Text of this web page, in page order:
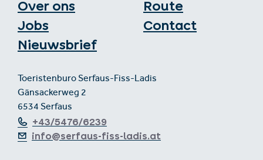
Over ons
Jobs
Nieuwsbrief
Route
Contact
Toeristenburo Serfaus-Fiss-Ladis
Gänsackerweg 2
6534 Serfaus
+43/5476/6239
info@serfaus-fiss-ladis.at